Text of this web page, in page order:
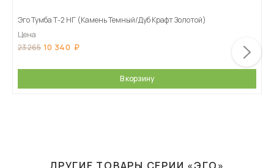
Эго Тумба Т-2 НГ (Камень Темный/Дуб Крафт Золотой)
Цена
23 265 10 340
В корзину